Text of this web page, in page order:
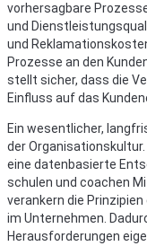
vorhersagbare
und
und
Prozesse an den
stellt sicher, dass die
Einfluss auf das
Ein wesentlicher,
der
eine datenbasierte
schulen und coachen
verankern die
im Unternehmen.
Herausforderungen